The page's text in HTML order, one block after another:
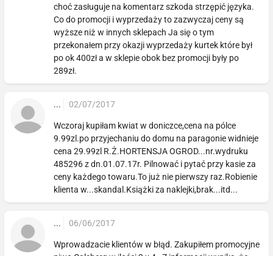
choć zasługuje na komentarz szkoda strzępić języka.
Co do promocji i wyprzedaży to zazwyczaj ceny są
wyższe niż w innych sklepach Ja się o tym
przekonałem przy okazji wyprzedaży kurtek które był
po ok 400zł a w sklepie obok bez promocji były po
289zł.
... 02/07/2017
Wczoraj kupiłam kwiat w doniczce,cena na pólce
9.99zl.po przyjechaniu do domu na paragonie widnieje
cena 29.99zl R.Ż.HORTENSJA OGROD...nr.wydruku
485296 z dn.01.07.17r. Pilnować i pytać przy kasie za
ceny każdego towaru.To już nie pierwszy raz.Robienie
klienta w...skandal.Książki za naklejki,brak...itd...
... 06/06/2017
Wprowadzacie klientów w błąd. Zakupiłem promocyjne